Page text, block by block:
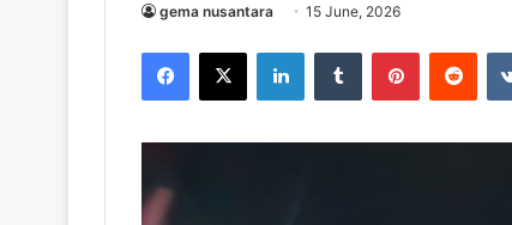
gema nusantara 15 June, 2026
Facebook
X LinkedInTumblr Pinterest